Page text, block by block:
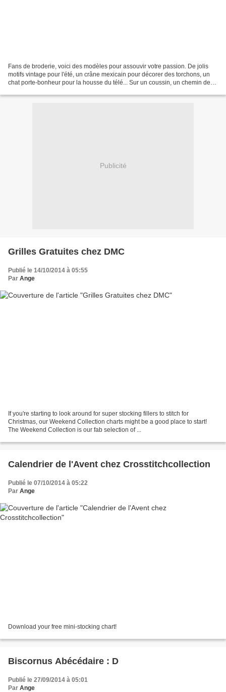
Fans de broderie, voici des modèles pour assouvir votre passion. De jolis
motifs vintage pour l'été, un crâne mexicain pour décorer des torchons, un
chat porte-bonheur pour la housse du télé... Sur un coussin, un chemin de
Publicité
Grilles Gratuites chez DMC
Publié le 14/10/2014 à 05:55
Par Ange
If you're starting to look around for super stocking fillers to stitch for
Christmas, our Weekend Collection charts might be a good place to start!
The Weekend Collection is our fab selection of ...
Calendrier de l'Avent chez Crosstitchcollection
Publié le 07/10/2014 à 05:22
Par Ange
Download your free mini-stocking chart!
Biscornus Abécédaire : D
Publié le 27/09/2014 à 05:01
Par Ange